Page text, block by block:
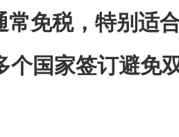
常免税，特别适
个国家签订避免